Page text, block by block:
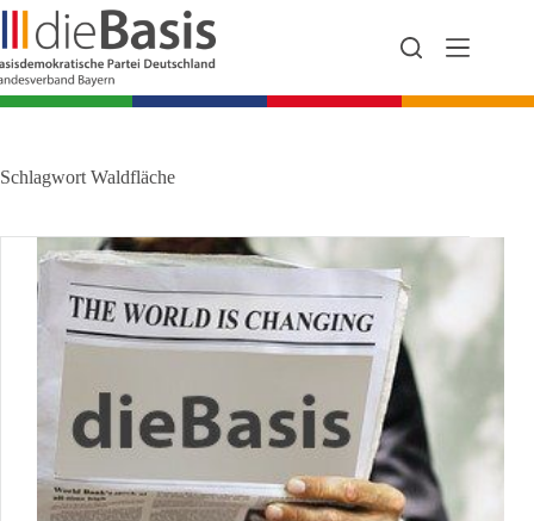
Zum
Inhalt
springen
Schlagwort Waldfläche